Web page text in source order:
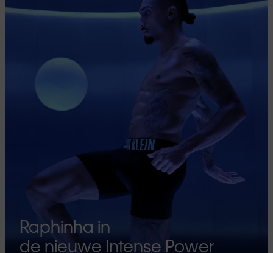
Raphinha in
de nieuwe Intense Power